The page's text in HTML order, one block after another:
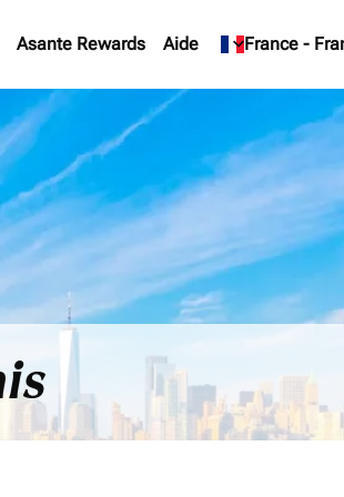
Asante Rewards Aide France -
keyboard_arrow_down